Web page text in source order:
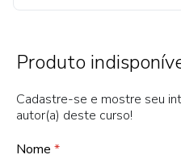
Produto
Cadastre-se e mostre seu
autor(a) deste curso!
Nome *